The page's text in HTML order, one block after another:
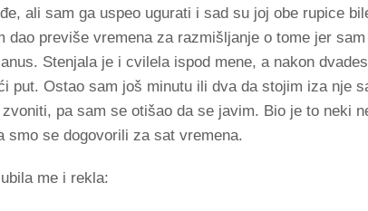
ali sam ga uspeo ugurati i sad su joj obe rupice
dao previše vremena za razmišljanje o tome jer
Stenjala je i cvilela ispod mene, a nakon
put. Ostao sam još minutu ili dva da stojim iza nje
pa sam se otišao da se javim. Bio je to neki
smo se dogovorili za sat vremena.
me i rekla: